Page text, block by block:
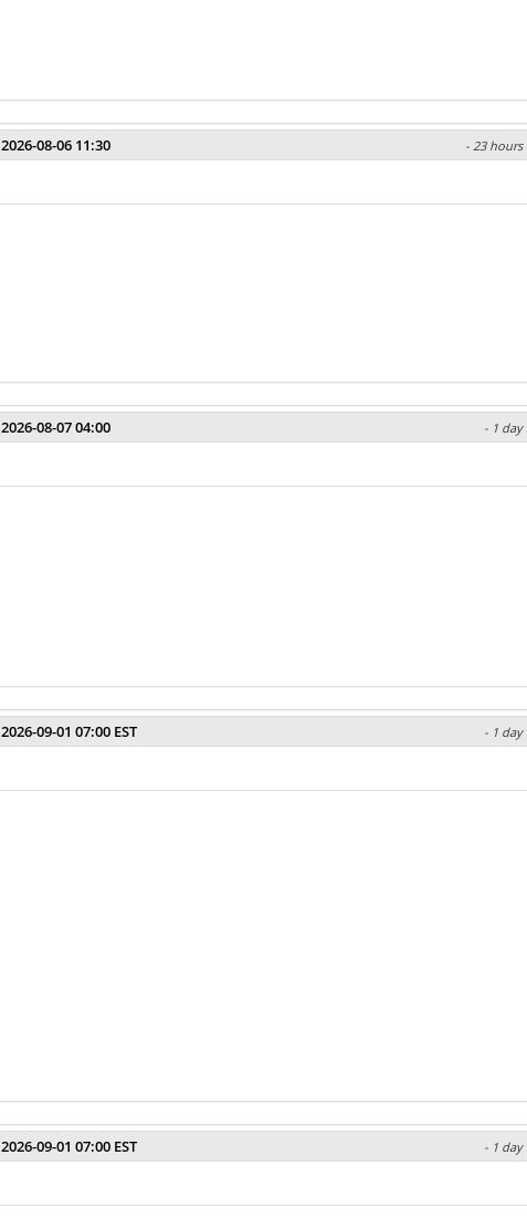
2026-08-06 11:30 - 23 hours
2026-08-07 04:00 - 1 day
2026-09-01 07:00 EST - 1 day
2026-09-01 07:00 EST - 1 day